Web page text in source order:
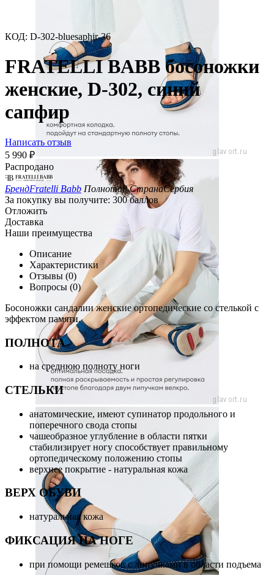
КОД: D-302-bluesaphir-36
FRATELLI BABB босоножки
женские, D-302, синий
сапфир
Написать отзыв
5 990 ₽
Распродано
БрендFratelli Babb Полнота8 СтранаСербия
За покупку вы получите: 300 баллов
Отложить
Доставка
Наши преимущества
Описание
Характеристики
Отзывы (0)
Вопросы (0)
Босоножки сандалии женские ортопедические со стелькой с
эффектом памяти.
ПОЛНОТА
на среднюю полноту ноги
СТЕЛЬКИ
анатомические, имеют супинатор продольного и
поперечного свода стопы
чашеобразное углубление в области пятки
стабилизирует ногу способствует правильному
ортопедическому положению стопы
верхнее покрытие - натуральная кожа
ВЕРХ ОБУВИ
натуральная кожа
ФИКСАЦИЯ НА НОГЕ
при помощи ремешков с липучками в области подъема